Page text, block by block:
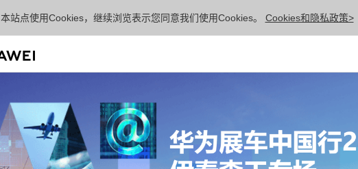
本站点使用Cookies，继续浏览表示您同意我们使用Cookies。 Cookies和隐私政策>